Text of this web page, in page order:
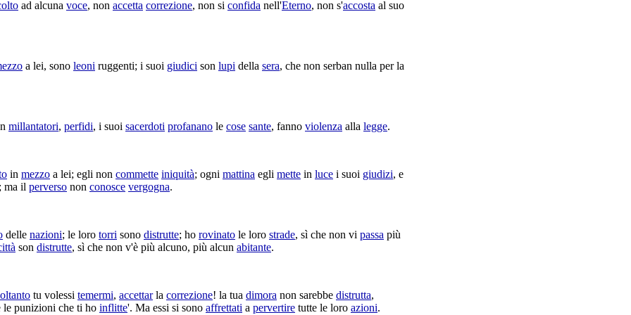
ad alcuna voce, non accetta correzione, non si confida nell'Eterno, non s'accosta al suo
a lei, sono leoni ruggenti; i suoi giudici son lupi della sera, che non serban nulla per la
millantatori, perfidi, i suoi sacerdoti profanano le cose sante, fanno violenza alla legge.
in mezzo a lei; egli non commette iniquità; ogni mattina egli mette in luce i suoi giudizi, e
ma il perverso non conosce vergogna.
delle nazioni; le loro torri sono distrutte; ho rovinato le loro strade, sì che non vi passa più
son distrutte, sì che non v'è più alcuno, più alcun abitante.
tu volessi temermi, accettarla correzione! la tua dimora non sarebbe distrutta,
le punizioni che ti ho inflitte'. Ma essi si sono affrettati a pervertire tutte le loro azioni.